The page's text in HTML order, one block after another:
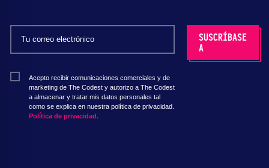
Acepto recibir comunicaciones comerciales y de
marketing de The Codest y autorizo a The Codest
a almacenar y tratar mis datos personales tal
como se explica en nuestra política de privacidad.
Política de privacidad.